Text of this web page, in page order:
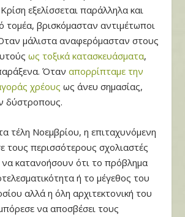
εξελίσσεται παράλληλα και
τομέα, βρισκόμασταν αντιμέτωποι
μάλιστα αναφερόμασταν στους
ως τοξικά κατασκευάσματα,
Όταναπορρίπταμε την
χρέουςως άνευ σημασίας,
δύστροπους.
τέλη Νοεμβρίου, η επιταχυνόμενη
τους περισσότερους σχολιαστές
να κατανοήσουν ότι το πρόβλημα
ή το μέγεθος του
αλλά η όλη αρχιτεκτονική του
να αποσβέσει τους